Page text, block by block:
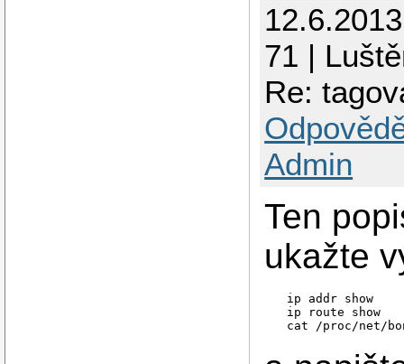
71 |
Re:
Admin
Ten
ukažte
  ip addr show
  ip route show